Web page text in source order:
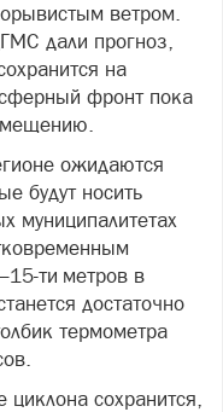
ветром.
дали прогноз,
на
фронт пока
ожидаются
будут носить
муниципалитетах
ти метров в
достаточно
термометра
циклона сохранится,